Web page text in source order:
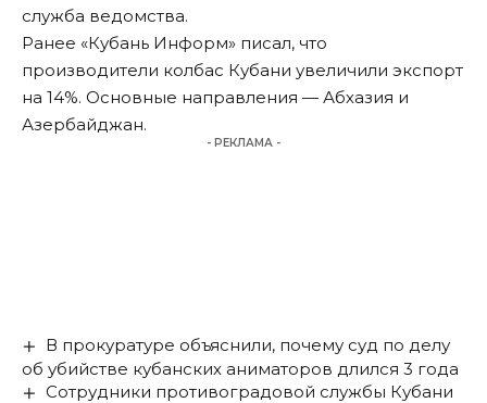
служба ведомства.
Ранее «Кубань Информ» писал, что
производители колбас Кубани увеличили экспорт
на 14%. Основные направления — Абхазия и
Азербайджан.
- РЕКЛАМА -
В прокуратуре объяснили, почему суд по делу
об убийстве кубанских аниматоров длился 3 года
Сотрудники противоградовой службы Кубани